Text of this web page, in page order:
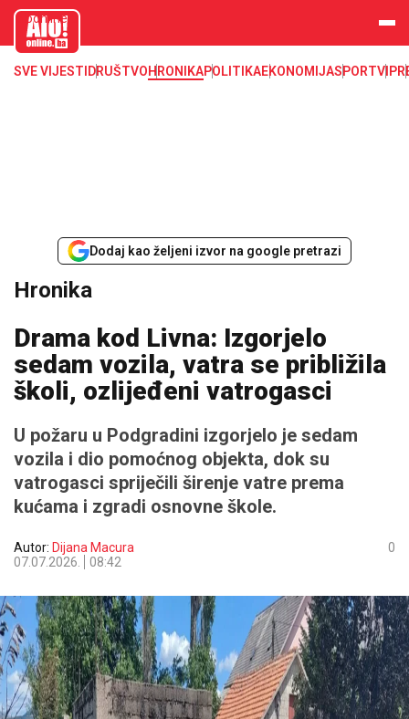
aloonline.b
SVE VIJESTI DRUŠTVOHRONIKAPOLITIKAEKONOMIJASPORTVIP
Dodaj kao željeni izvor na google pretrazi
Hronika
Drama kod Livna: Izgorjelo
sedam vozila, vatra se približila
školi, ozlijeđeni vatrogasci
U požaru u Podgradini izgorjelo je sedam
vozila i dio pomoćnog objekta, dok su
vatrogasci spriječili širenje vatre prema
kućama i zgradi osnovne škole.
Autor: Dijana Macura
07.07.2026.
08:42
0